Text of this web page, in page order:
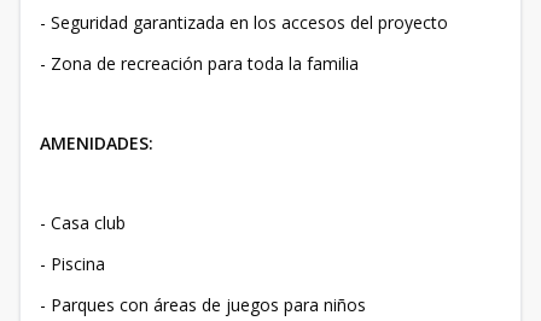
- Seguridad garantizada en los accesos del proyecto
- Zona de recreación para toda la familia
AMENIDADES:
- Casa club
- Piscina
- Parques con áreas de juegos para niños